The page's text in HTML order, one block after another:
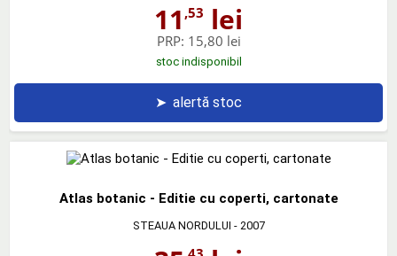
11 ,53 lei
PRP: 15,80 lei
stoc indisponibil
➤ alertă stoc
Atlas botanic - Editie cu coperti, cartonate
STEAUA NORDULUI - 2007